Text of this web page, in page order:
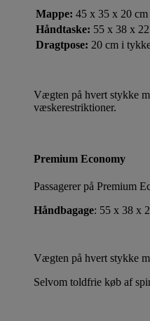
Mappe: 45 x 35 x 20 cm
Håndtaske: 55 x 38 x
Dragtpose: 20 cm i
Vægten på hvert stykke
væskerestriktioner.
Premium Economy
Passagerer på Premium
Håndbagage: 55 x 38 x
Vægten på hvert stykke
Selvom toldfrie køb af